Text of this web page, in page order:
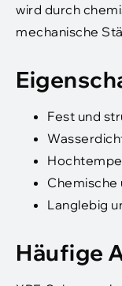
wird durch
mechanische
Fest und
Chemische
Langlebig
Häufige